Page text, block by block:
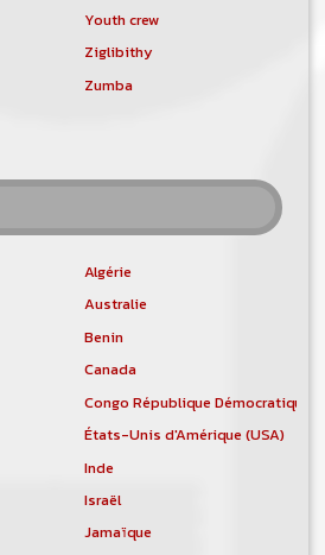
Youth crew
Ziglibithy
Zumba
Algérie
Australie
Benin
Canada
Congo République Démocratique
États-Unis d'Amérique (USA)
Inde
Israël
Jamaïque